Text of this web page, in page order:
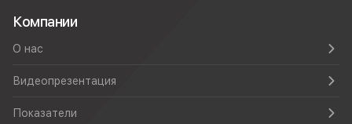
Компании
О нас
Видеопрезентация
Показатели